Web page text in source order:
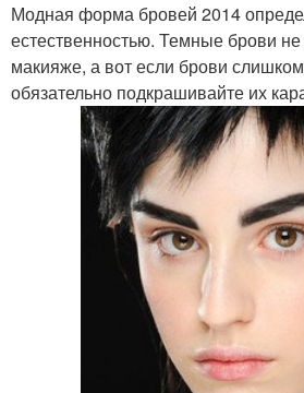
Модная форма бровей 2014
естественностью. Темные брови
макияже, а вот если брови
обязательно подкрашивайте их